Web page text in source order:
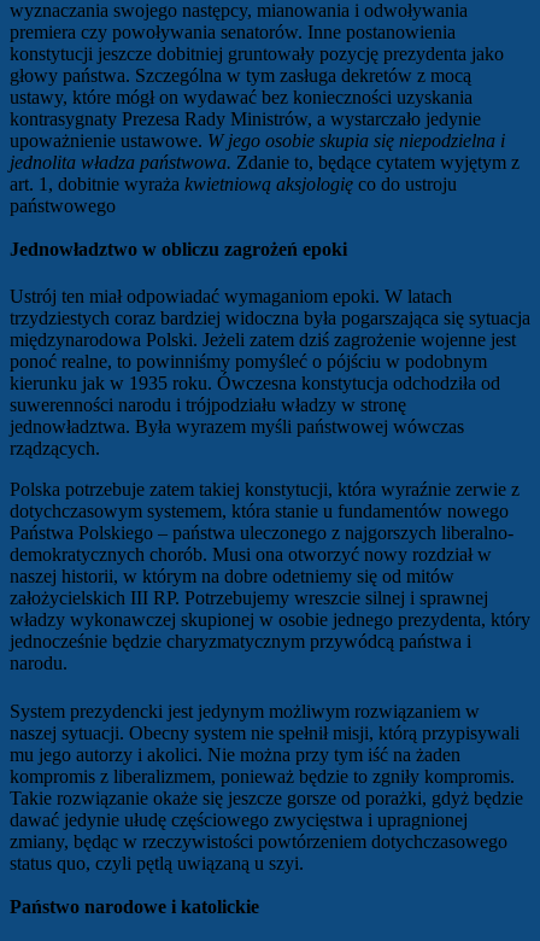
wyznaczania swojego następcy, mianowania i odwoływania
premiera czy powoływania senatorów. Inne postanowienia
konstytucji jeszcze dobitniej gruntowały pozycję prezydenta jako
głowy państwa. Szczególna w tym zasługa dekretów z mocą
ustawy, które mógł on wydawać bez konieczności uzyskania
kontrasygnaty Prezesa Rady Ministrów, a wystarczało jedynie
upoważnienie ustawowe. W jego osobie skupia się niepodzielna i
jednolita władza państwowa. Zdanie to, będące cytatem wyjętym z
art. 1, dobitnie wyraża kwietniową aksjologię co do ustroju
państwowego
Jednowładztwo w obliczu zagrożeń epoki
Ustrój ten miał odpowiadać wymaganiom epoki. W latach
trzydziestych coraz bardziej widoczna była pogarszająca się sytuacja
międzynarodowa Polski. Jeżeli zatem dziś zagrożenie wojenne jest
ponoć realne, to powinniśmy pomyśleć o pójściu w podobnym
kierunku jak w 1935 roku. Ówczesna konstytucja odchodziła od
suwerenności narodu i trójpodziału władzy w stronę
jednowładztwa. Była wyrazem myśli państwowej wówczas
rządzących.
Polska potrzebuje zatem takiej konstytucji, która wyraźnie zerwie z
dotychczasowym systemem, która stanie u fundamentów nowego
Państwa Polskiego – państwa uleczonego z najgorszych liberalno-
demokratycznych chorób. Musi ona otworzyć nowy rozdział w
naszej historii, w którym na dobre odetniemy się od mitów
założycielskich III RP. Potrzebujemy wreszcie silnej i sprawnej
władzy wykonawczej skupionej w osobie jednego prezydenta, który
jednocześnie będzie charyzmatycznym przywódcą państwa i
narodu.
System prezydencki jest jedynym możliwym rozwiązaniem w
naszej sytuacji. Obecny system nie spełnił misji, którą przypisywali
mu jego autorzy i akolici. Nie można przy tym iść na żaden
kompromis z liberalizmem, ponieważ będzie to zgniły kompromis.
Takie rozwiązanie okaże się jeszcze gorsze od porażki, gdyż będzie
dawać jedynie ułudę częściowego zwycięstwa i upragnionej
zmiany, będąc w rzeczywistości powtórzeniem dotychczasowego
status quo, czyli pętlą uwiązaną u szyi.
Państwo narodowe i katolickie